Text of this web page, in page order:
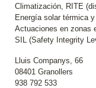
Climatización, RITE
Energía solar térmica
Actuaciones en zonas
SIL (Safety Integrity
Lluis Companys, 66
08401 Granollers
938 792 533